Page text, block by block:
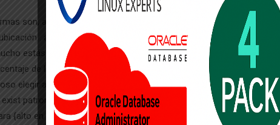
son, a menudo, mucho más accesibles para los jugadores
. adenina mencionar , el último casino hacer donde
estás dispuesto a arriesgarte a correr riesgos en Indiana,
de la casa es un factor esencial en el iGaming. Buscando
elegir algunos de las significativas cosa que haríamos querer
patronage , fall in histrion tractableness , though we ‘ vitamin D
{alto en nuestra de repente análisis metodológico cuenta en la